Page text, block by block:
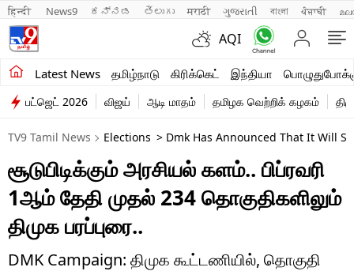
हिन्दी News9 ಕನ್ನಡ తెలుగు मराठी ગુજરાતી বাংলা ਪੰਜਾਬੀ
AQI
Latest News தமிழ்நாடு கிரிக்கெட் இந்தியா
சமீபத்திய செய்திகள்
தமிழ்நாடு
இந்தியா
உலகம்
விளையாட்டு
பொழுதுபோக்கு
பட்ஜெட் 2026 விஜய் ஆடி மாதம் தமிழக வெற்றிக் கழகம்
TV9 Tamil News Elections > Dmk Has Announced That It Will
சூடுபிடிக்கும் அரசியல் களம்.. பிப்ரவரி
1ஆம் தேதி முதல் 234 தொகுதிகளிலும்
திமுக பரப்புரை..
DMK Campaign: திமுக கூட்டணியில், தொகுதி